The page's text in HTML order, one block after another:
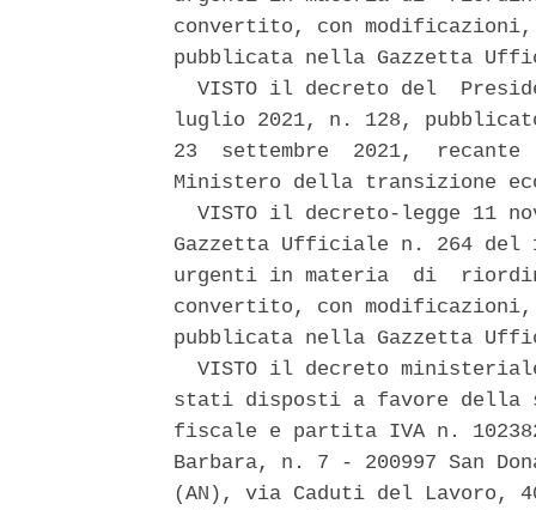
convertito, con
pubblicata nella Gazzetta
VISTO il decreto del
luglio 2021, n. 128,
23  settembre  2021,
Ministero della transizione
VISTO il decreto-legge 11
Gazzetta Ufficiale n. 264 del
urgenti in materia  di
convertito, con
pubblicata nella Gazzetta
VISTO il decreto
stati disposti a favore della
fiscale e partita IVA n.
Barbara, n. 7 - 200997 San
(AN), via Caduti del